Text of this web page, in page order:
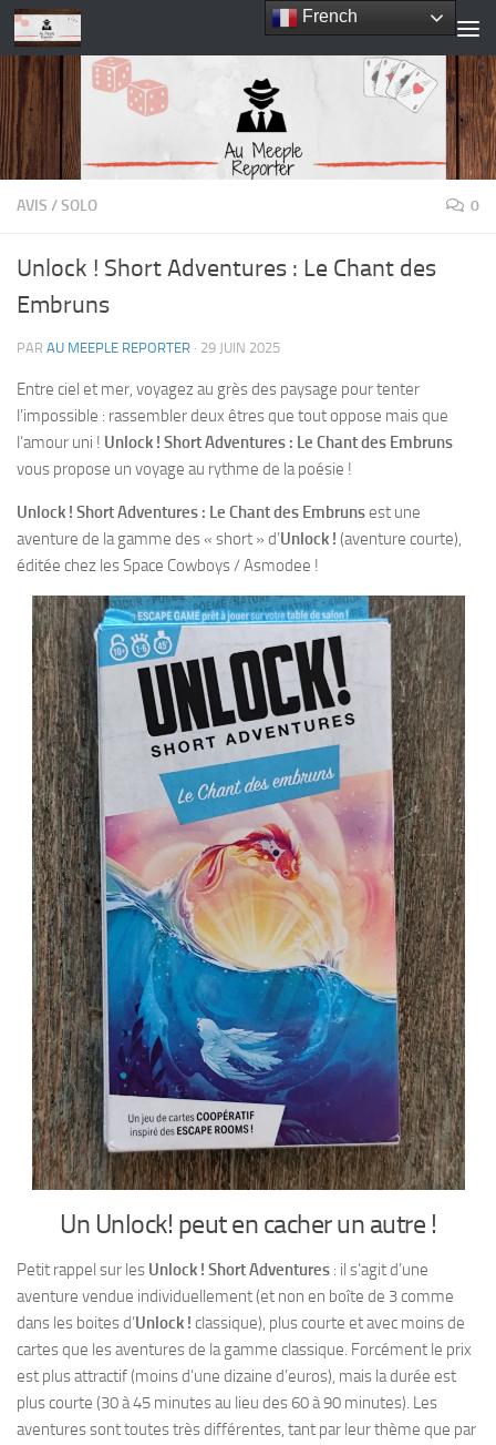
Skip to content
AVIS /SOLO 0
Unlock ! Short Adventures : Le Chant des
Embruns
PAR AU MEEPLE REPORTER · 29 JUIN 2025
Entre ciel et mer, voyagez au grès des paysage pour tenter
l’impossible : rassembler deux êtres que tout oppose mais que
l’amour uni ! Unlock ! Short Adventures : Le Chant des Embruns
vous propose un voyage au rythme de la poésie !
Unlock ! Short Adventures : Le Chant des Embrunsest une
aventure de la gamme des « short » d’Unlock ! (aventure courte),
éditée chez les Space Cowboys / Asmodee !
Un Unlock! peut en cacher un autre !
Petit rappel sur les Unlock ! Short Adventures : il s’agit d’une
aventure vendue individuellement (et non en boîte de 3 comme
dans les boites d’Unlock ! classique), plus courte et avec moins de
cartes que les aventures de la gamme classique. Forcément le prix
est plus attractif (moins d’une dizaine d’euros), mais la durée est
plus courte (30 à 45 minutes au lieu des 60 à 90 minutes). Les
aventures sont toutes très différentes, tant par leur thème que par
French